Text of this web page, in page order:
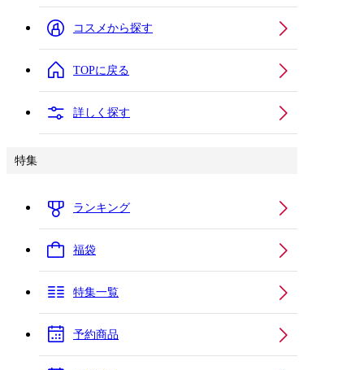
コスメから探す
TOPに戻る
詳しく探す
特集
ランキング
福袋
特集一覧
予約商品